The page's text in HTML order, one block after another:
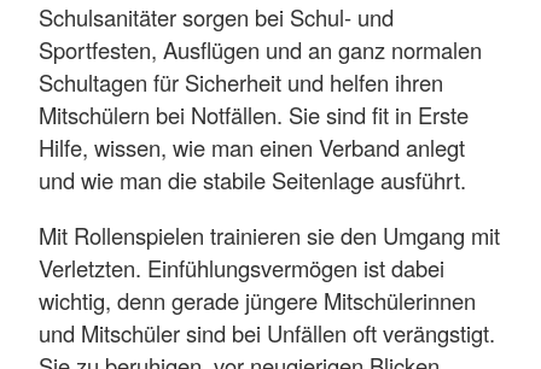
Schulsanitäter sorgen bei Schul- und
Sportfesten, Ausflügen und an ganz normalen
Schultagen für Sicherheit und helfen ihren
Mitschülern bei Notfällen. Sie sind fit in Erste
Hilfe, wissen, wie man einen Verband anlegt
und wie man die stabile Seitenlage ausführt.
Mit Rollenspielen trainieren sie den Umgang mit
Verletzten. Einfühlungsvermögen ist dabei
wichtig, denn gerade jüngere Mitschülerinnen
und Mitschüler sind bei Unfällen oft verängstigt.